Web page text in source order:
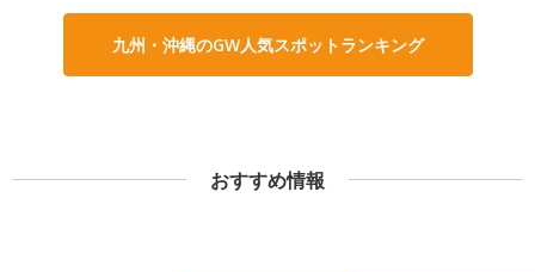
九州・沖縄のGW人気スポットランキング
おすすめ情報